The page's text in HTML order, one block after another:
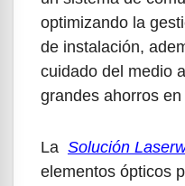
optimizando la
de instalación,
cuidado del medio
grandes ahorros
La Solución
elementos ópticos